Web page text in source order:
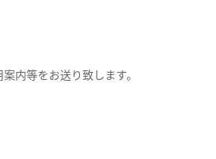
内等をお送り致します。